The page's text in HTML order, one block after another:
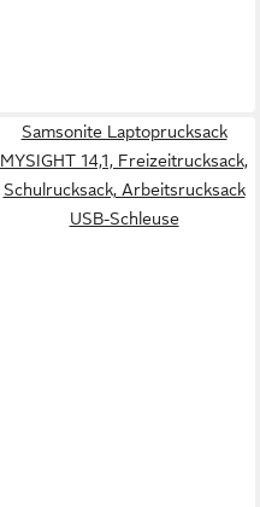
Samsonite Laptoprucksack
MYSIGHT 14,1, Freizeitrucksack,
Schulrucksack, Arbeitsrucksack
USB-Schleuse